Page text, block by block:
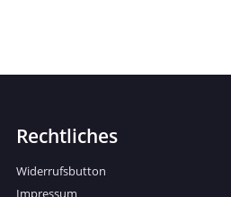
Rechtliches
Widerrufsbutton
Impressum